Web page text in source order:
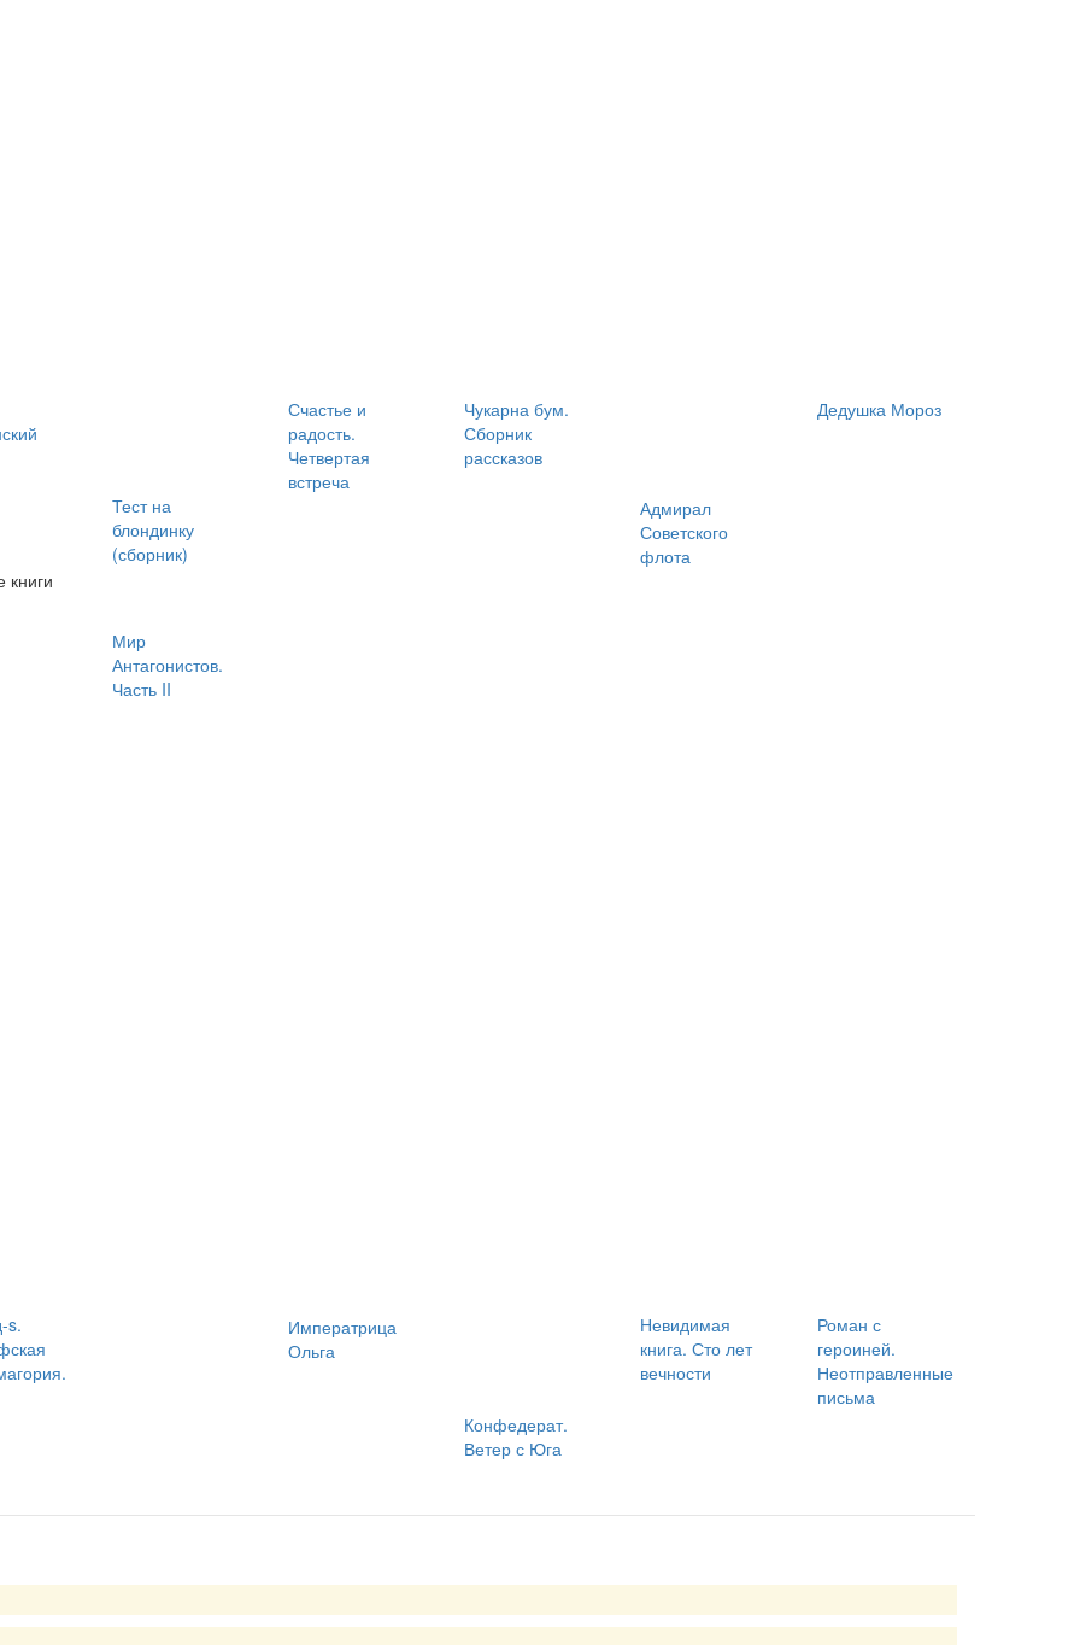
Тест на
блондинку
(сборник)
Счастье и
радость.
Четвертая
встреча
Чукарна бум.
Сборник
рассказов
Адмирал
Советского
флота
Дедушка Мороз
книги
s.
Мир
Антагонистов.
Часть II
Императрица
Ольга
Конфедерат.
Ветер с Юга
Невидимая
книга. Сто лет
вечности
Роман с
героиней.
Неотправленные
письма